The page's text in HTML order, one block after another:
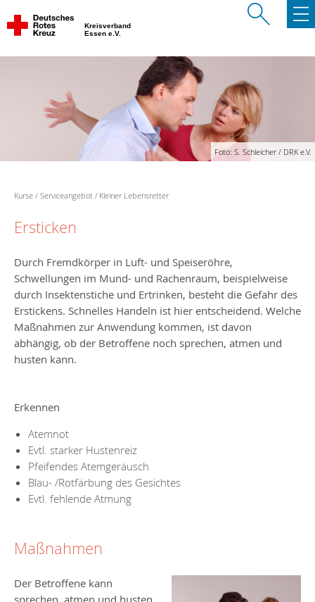
Kreisverband
Essen e.V.
Foto: S. Schleicher / DRK e.V.
Kurse Serviceangebot Kleiner Lebensretter
Ersticken
Durch Fremdkörper in Luft- und Speiseröhre,
Schwellungen im Mund- und Rachenraum, beispielweise
durch Insektenstiche und Ertrinken, besteht die Gefahr des
Erstickens. Schnelles Handeln ist hier entscheidend. Welche
Maßnahmen zur Anwendung kommen, ist davon
abhängig, ob der Betroffene noch sprechen, atmen und
husten kann.
Erkennen
Atemnot
Evtl. starker Hustenreiz
Pfeifendes Atemgeräusch
Blau- /Rotfärbung des Gesichtes
Evtl. fehlende Atmung
Maßnahmen
Der Betroffene kann
sprechen, atmen und husten